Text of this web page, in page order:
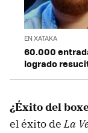
EN XATAKA
60.000
logrado
¿Éxito del
el éxito deLa